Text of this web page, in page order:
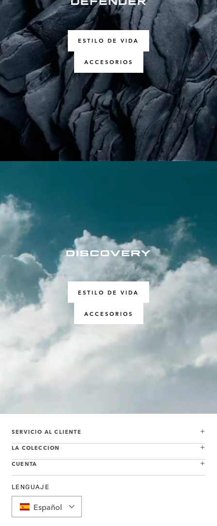
ESTILO DE VIDA
ACCESORIOS
ESTILO DE VIDA
ACCESORIOS
SERVICIO AL CLIENTE
LA COLECCION
CUENTA
LENGUAJE
Español